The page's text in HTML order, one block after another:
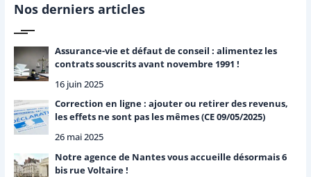
r
h
e
r
Nos derniers articles
Assurance-vie et défaut de conseil : alimentez les
contrats souscrits avant novembre 1991 !
16 juin 2025
Correction en ligne : ajouter ou retirer des revenus,
les effets ne sont pas les mêmes (CE 09/05/2025)
26 mai 2025
Notre agence de Nantes vous accueille désormais 6
bis rue Voltaire !